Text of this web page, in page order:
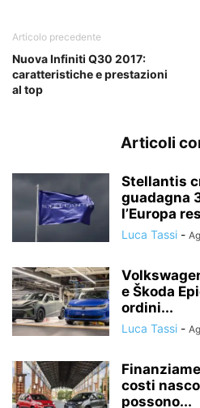
Articolo precedente
Nuova Infiniti Q30 2017:
caratteristiche e prestazioni
al top
Articoli
Stellantis
guadagna
l’Europa
Luca Tassi -
e Škoda
ordini...
Luca Tassi -
costi
possono...